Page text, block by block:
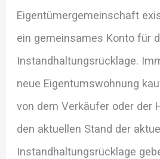
Eigentümergemeinschaft
ein gemeinsames Konto für
Instandhaltungsrücklage.
neue Eigentumswohnung
von dem Verkäufer oder der
den aktuellen Stand der
Instandhaltungsrücklage